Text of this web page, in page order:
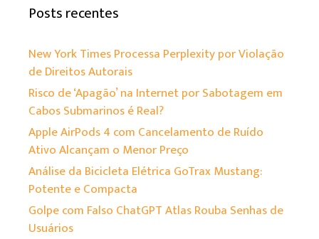
Posts recentes
New York Times Processa Perplexity por Violação
de Direitos Autorais
Risco de ‘Apagão’ na Internet por Sabotagem em
Cabos Submarinos é Real?
Apple AirPods 4 com Cancelamento de Ruído
Ativo Alcançam o Menor Preço
Análise da Bicicleta Elétrica GoTrax Mustang:
Potente e Compacta
Golpe com Falso ChatGPT Atlas Rouba Senhas de
Usuários